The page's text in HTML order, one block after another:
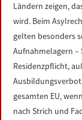
Ländern zeigen,
wird. Beim
gelten besonders
Aufnahmelagern –
Residenzpflicht,
gesamten EU,
nach Strich und